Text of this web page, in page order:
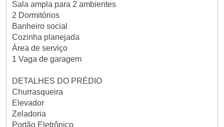
Sala ampla para 2 ambientes
2 Dormitórios
Banheiro social
Cozinha planejada
Área de serviço
1 Vaga de garagem
DETALHES DO PRÉDIO
Churrasqueira
Elevador
Zeladoria
Portão Eletrônico